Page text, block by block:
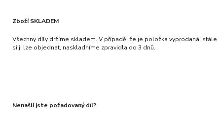
Zboží SKLADEM
Všechny díly držíme skladem. V případě, že je položka vyprodaná, stále
si ji lze objednat, naskladníme zpravidla do 3 dnů.
Nenašli jste požadovaný díl?